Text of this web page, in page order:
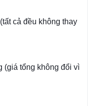
cả đều không thay
(giá tổng không đổi vì